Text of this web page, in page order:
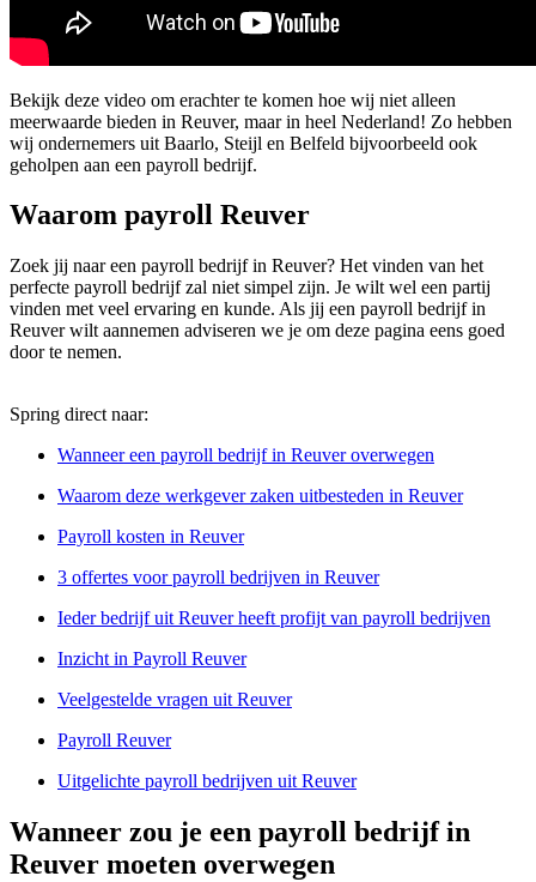
Bekijk deze video om erachter te komen hoe wij niet alleen
meerwaarde bieden in Reuver, maar in heel Nederland! Zo hebben
wij ondernemers uit Baarlo, Steijl en Belfeld bijvoorbeeld ook
geholpen aan een payroll bedrijf.
Waarom payroll Reuver
Zoek jij naar een payroll bedrijf in Reuver? Het vinden van het
perfecte payroll bedrijf zal niet simpel zijn. Je wilt wel een partij
vinden met veel ervaring en kunde. Als jij een payroll bedrijf in
Reuver wilt aannemen adviseren we je om deze pagina eens goed
door te nemen.
Spring direct naar:
Wanneer een payroll bedrijf in Reuver overwegen
Waarom deze werkgever zaken uitbesteden in Reuver
Payroll kosten in Reuver
3 offertes voor payroll bedrijven in Reuver
Ieder bedrijf uit Reuver heeft profijt van payroll bedrijven
Inzicht in Payroll Reuver
Veelgestelde vragen uit Reuver
Payroll Reuver
Uitgelichte payroll bedrijven uit Reuver
Wanneer zou je een payroll bedrijf in
Reuver moeten overwegen